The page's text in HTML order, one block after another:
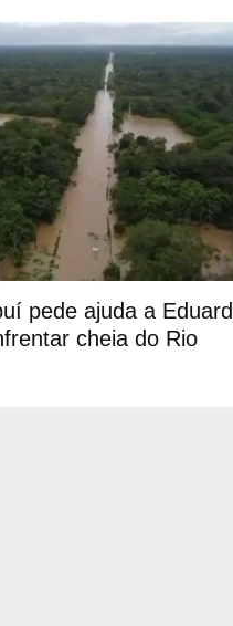
pede ajuda a
cheia do Rio